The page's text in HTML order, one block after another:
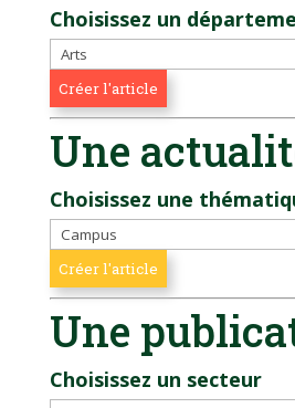
Choisissez un
Une
Choisissez une
Une
Choisissez un secteur